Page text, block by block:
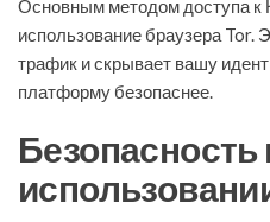
Основным методом доступа к
использование браузера Tor.
трафик и скрывает вашу
платформу безопаснее.
Безопасность